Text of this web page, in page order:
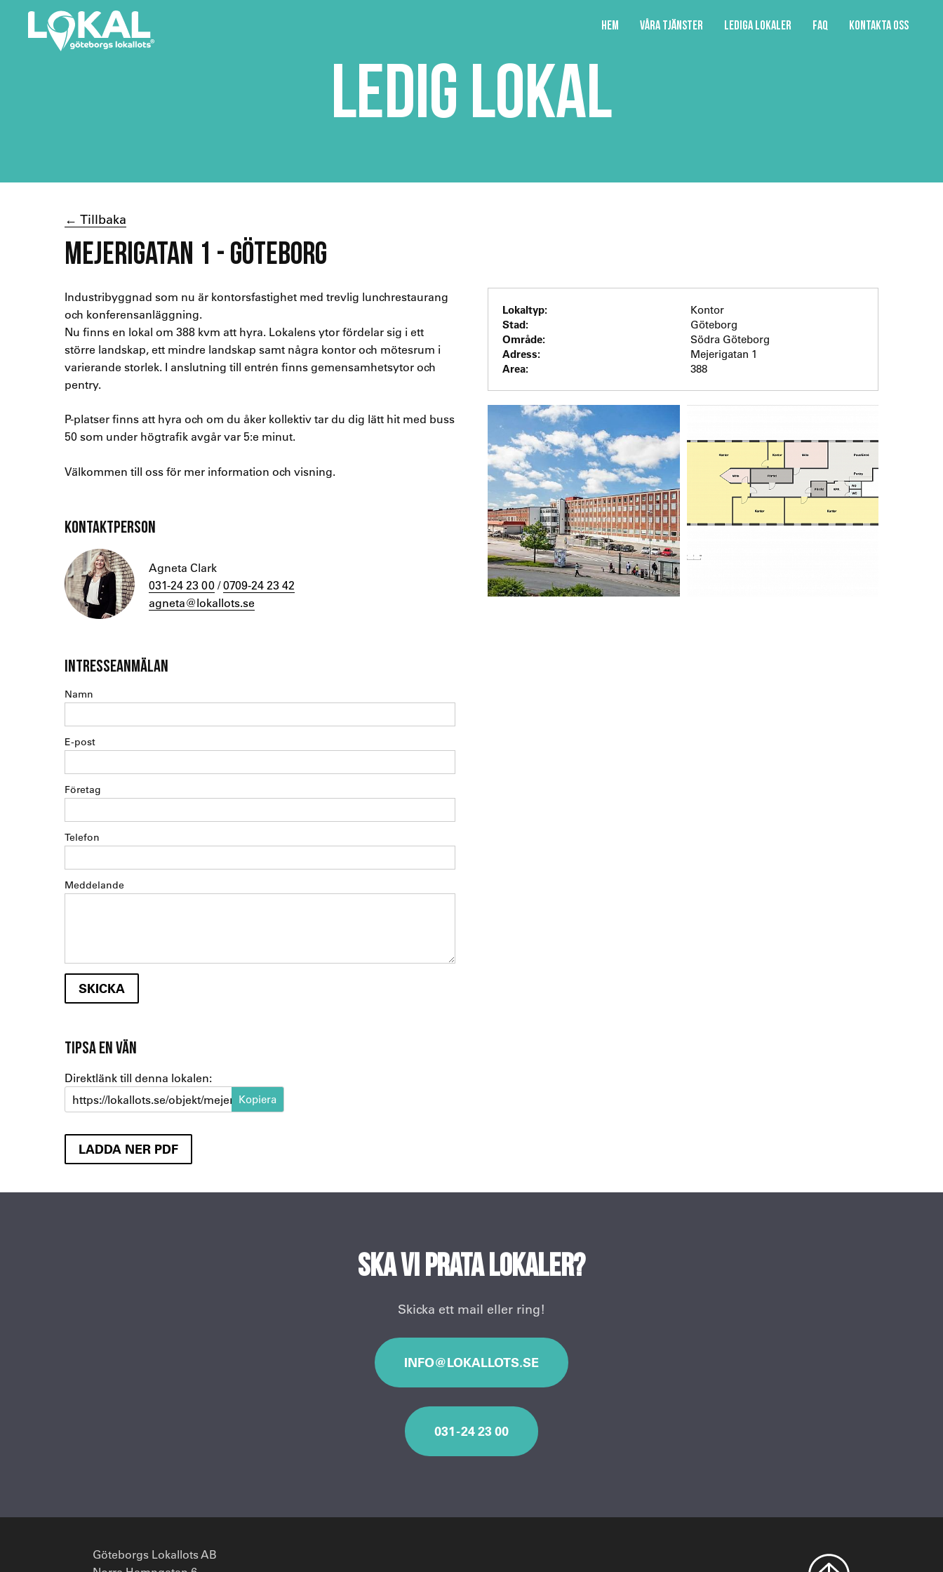
Hem Våra tjänster Lediga lokaler FAQ Kontakta oss
LEDIG LOKAL
← Tillbaka
MEJERIGATAN 1 - GÖTEBORG
Industribyggnad som nu är kontorsfastighet med trevlig lunchrestaurang
och konferensanläggning.
Nu finns en lokal om 388 kvm att hyra. Lokalens ytor fördelar sig i ett
större landskap, ett mindre landskap samt några kontor och mötesrum i
varierande storlek. I anslutning till entrén finns gemensamhetsytor och
pentry.
P-platser finns att hyra och om du åker kollektiv tar du dig lätt hit med buss
50 som under högtrafik avgår var 5:e minut.
Välkommen till oss för mer information och visning.
KONTAKTPERSON
Agneta Clark
031-24 23 00/0709-24 23 42
agneta@lokallots.se
INTRESSEANMÄLAN
Namn
E-post
Företag
Telefon
Meddelande
TIPSA EN VÄN
Direktlänk till denna lokalen:
https://lokallots.se/objekt/mejerigatan-1
LADDA NER PDF
Lokaltyp:
Kontor
Stad:
Göteborg
Område:
Södra Göteborg
Adress:
Mejerigatan 1
Area:
388
Ska vi prata lokaler?
Skicka ett mail eller ring!
INFO@LOKALLOTS.SE
031 - 24 23 00
Göteborgs Lokallots AB